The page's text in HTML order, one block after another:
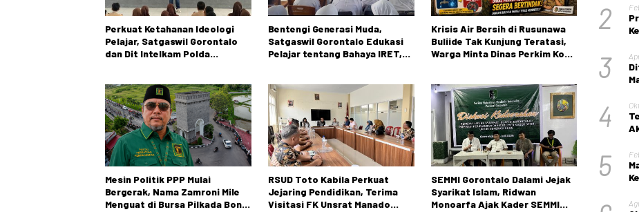
Perkuat Ketahanan Ideologi
Pelajar, Satgaswil Gorontalo
dan Dit Intelkam Polda
Negeri 1 Kabila
Bentengi Generasi Muda,
Satgaswil Gorontalo Edukasi
Pelajar tentang Bahaya IRET,
Krisis Air Bersih di Rusunawa
Buliide Tak Kunjung Teratasi,
Warga Minta Dinas Perkim Kota
Mesin Politik PPP Mulai
Bergerak, Nama Zamroni Mile
Menguat di Bursa Pilkada Bone
RSUD Toto Kabila Perkuat
Jejaring Pendidikan, Terima
Visitasi FK Unsrat Manado
SEMMI Gorontalo Dalami Jejak
Syarikat Islam, Ridwan
Monoarfa Ajak Kader SEMMI
2
3
4
5